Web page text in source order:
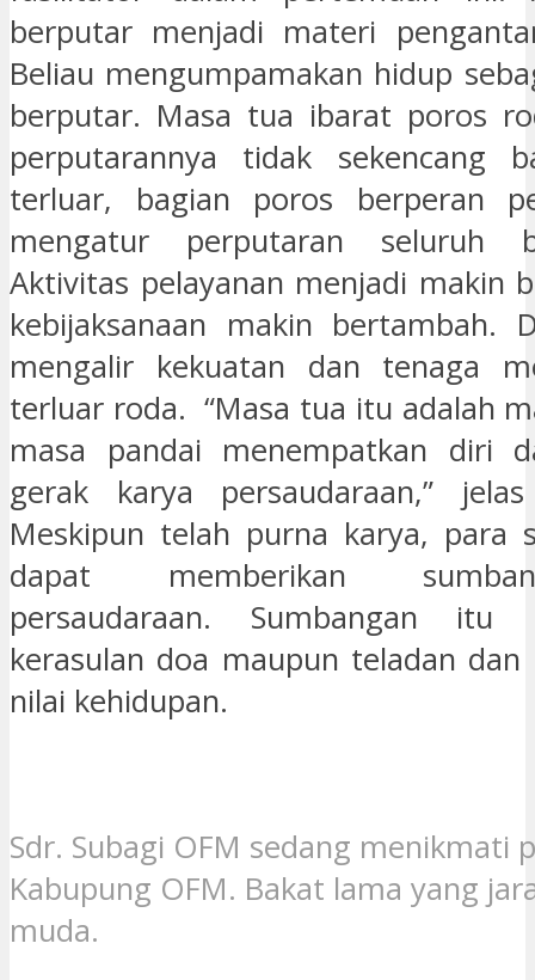
berputar menjadi materi
Beliau mengumpamakan hidup
berputar. Masa tua ibarat poros
perputarannya tidak sekencang
terluar, bagian poros berperan
mengatur perputaran seluruh
Aktivitas pelayanan menjadi makin
kebijaksanaan makin bertambah.
mengalir kekuatan dan tenaga
terluar roda. “Masa tua itu adalah
masa pandai menempatkan diri
gerak karya persaudaraan,”
Meskipun telah purna karya, para
dapat memberikan
persaudaraan. Sumbangan itu
kerasulan doa maupun teladan dan
nilai kehidupan.
Sdr. Subagi OFM sedang menikmati
Kabupung OFM. Bakat lama yang
muda.